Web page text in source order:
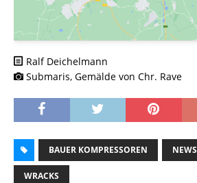
Ralf Deichelmann
Submaris, Gemälde von Chr. Rave
BAUER KOMPRESSOREN NEWS
WRACKS